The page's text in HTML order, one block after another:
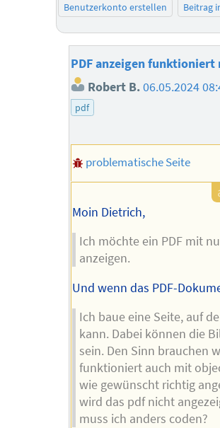
Benutzerkonto erstellen
Beitrag
PDF anzeigen funktioniert
Robert B. 06.05.2024
pdf
problematische Seite
Moin Dietrich,
Ich möchte ein PDF mit
anzeigen.
Und wenn das PDF-
Ich baue eine Seite, auf
kann. Dabei können die
sein. Den Sinn brauchen
funktioniert auch mit
wie gewünscht richtig
wird das pdf nicht
muss ich anders coden?